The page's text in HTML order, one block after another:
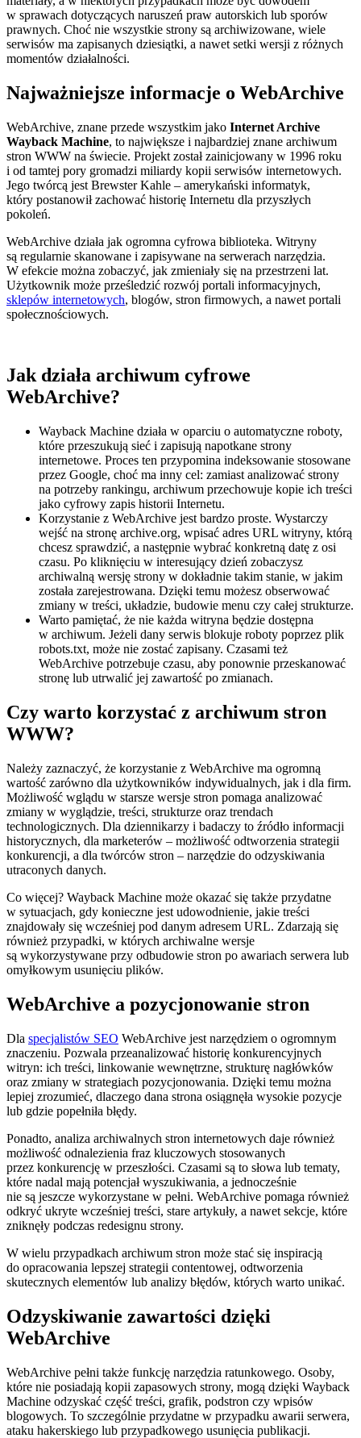
w sprawach dotyczących naruszeń praw autorskich lub sporów
prawnych. Choć nie wszystkie strony są archiwizowane, wiele
serwisów ma zapisanych dziesiątki, a nawet setki wersji z różnych
momentów działalności.
Najważniejsze informacje o WebArchive
WebArchive, znane przede wszystkim jako Internet Archive
Wayback Machine, to największe i najbardziej znane archiwum
stron WWW na świecie. Projekt został zainicjowany w 1996 roku
i od tamtej pory gromadzi miliardy kopii serwisów internetowych.
Jego twórcą jest Brewster Kahle – amerykański informatyk,
który postanowił zachować historię Internetu dla przyszłych
pokoleń.
WebArchive działa jak ogromna cyfrowa biblioteka. Witryny
są regularnie skanowane i zapisywane na serwerach narzędzia.
W efekcie można zobaczyć, jak zmieniały się na przestrzeni lat.
Użytkownik może prześledzić rozwój portali informacyjnych,
sklepów internetowych, blogów, stron firmowych, a nawet portali
społecznościowych.
Jak działa archiwum cyfrowe
WebArchive?
Wayback Machine działa w oparciu o automatyczne roboty,
które przeszukują sieć i zapisują napotkane strony
internetowe. Proces ten przypomina indeksowanie stosowane
przez Google, choć ma inny cel: zamiast analizować strony
na potrzeby rankingu, archiwum przechowuje kopie ich treści
jako cyfrowy zapis historii Internetu.
Korzystanie z WebArchive jest bardzo proste. Wystarczy
wejść na stronę archive.org, wpisać adres URL witryny, którą
chcesz sprawdzić, a następnie wybrać konkretną datę z osi
czasu. Po kliknięciu w interesujący dzień zobaczysz
archiwalną wersję strony w dokładnie takim stanie, w jakim
została zarejestrowana. Dzięki temu możesz obserwować
zmiany w treści, układzie, budowie menu czy całej strukturze.
Warto pamiętać, że nie każda witryna będzie dostępna
w archiwum. Jeżeli dany serwis blokuje roboty poprzez plik
robots.txt, może nie zostać zapisany. Czasami też
WebArchive potrzebuje czasu, aby ponownie przeskanować
stronę lub utrwalić jej zawartość po zmianach.
Czy warto korzystać z archiwum stron
WWW?
Należy zaznaczyć, że korzystanie z WebArchive ma ogromną
wartość zarówno dla użytkowników indywidualnych, jak i dla firm.
Możliwość wglądu w starsze wersje stron pomaga analizować
zmiany w wyglądzie, treści, strukturze oraz trendach
technologicznych. Dla dziennikarzy i badaczy to źródło informacji
historycznych, dla marketerów – możliwość odtworzenia strategii
konkurencji, a dla twórców stron – narzędzie do odzyskiwania
utraconych danych.
Co więcej? Wayback Machine może okazać się także przydatne
w sytuacjach, gdy konieczne jest udowodnienie, jakie treści
znajdowały się wcześniej pod danym adresem URL. Zdarzają się
również przypadki, w których archiwalne wersje
są wykorzystywane przy odbudowie stron po awariach serwera lub
omyłkowym usunięciu plików.
WebArchive a pozycjonowanie stron
Dla specjalistów SEO WebArchive jest narzędziem o ogromnym
znaczeniu. Pozwala przeanalizować historię konkurencyjnych
witryn: ich treści, linkowanie wewnętrzne, strukturę nagłówków
oraz zmiany w strategiach pozycjonowania. Dzięki temu można
lepiej zrozumieć, dlaczego dana strona osiągnęła wysokie pozycje
lub gdzie popełniła błędy.
Ponadto, analiza archiwalnych stron internetowych daje również
możliwość odnalezienia fraz kluczowych stosowanych
przez konkurencję w przeszłości. Czasami są to słowa lub tematy,
które nadal mają potencjał wyszukiwania, a jednocześnie
nie są jeszcze wykorzystane w pełni. WebArchive pomaga również
odkryć ukryte wcześniej treści, stare artykuły, a nawet sekcje, które
zniknęły podczas redesignu strony.
W wielu przypadkach archiwum stron może stać się inspiracją
do opracowania lepszej strategii contentowej, odtworzenia
skutecznych elementów lub analizy błędów, których warto unikać.
Odzyskiwanie zawartości dzięki
WebArchive
WebArchive pełni także funkcję narzędzia ratunkowego. Osoby,
które nie posiadają kopii zapasowych strony, mogą dzięki Wayback
Machine odzyskać część treści, grafik, podstron czy wpisów
blogowych. To szczególnie przydatne w przypadku awarii serwera,
ataku hakerskiego lub przypadkowego usunięcia publikacji.